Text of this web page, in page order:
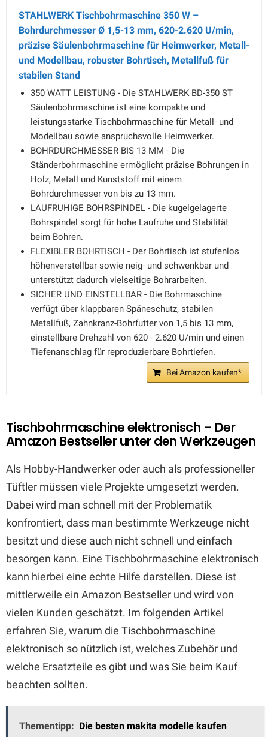
STAHLWERK Tischbohrmaschine 350 W –
Bohrdurchmesser Ø 1,5-13 mm, 620-2.620 U/min,
präzise Säulenbohrmaschine für Heimwerker, Metall-
und Modellbau, robuster Bohrtisch, Metallfuß für
stabilen Stand
350 WATT LEISTUNG - Die STAHLWERK BD-350 ST
Säulenbohrmaschine ist eine kompakte und
leistungsstarke Tischbohrmaschine für Metall- und
Modellbau sowie anspruchsvolle Heimwerker.
BOHRDURCHMESSER BIS 13 MM - Die
Ständerbohrmaschine ermöglicht präzise Bohrungen in
Holz, Metall und Kunststoff mit einem
Bohrdurchmesser von bis zu 13 mm.
LAUFRUHIGE BOHRSPINDEL - Die kugelgelagerte
Bohrspindel sorgt für hohe Laufruhe und Stabilität
beim Bohren.
FLEXIBLER BOHRTISCH - Der Bohrtisch ist stufenlos
höhenverstellbar sowie neig- und schwenkbar und
unterstützt dadurch vielseitige Bohrarbeiten.
SICHER UND EINSTELLBAR - Die Bohrmaschine
verfügt über klappbaren Späneschutz, stabilen
Metallfuß, Zahnkranz-Bohrfutter von 1,5 bis 13 mm,
einstellbare Drehzahl von 620 - 2.620 U/min und einen
Tiefenanschlag für reproduzierbare Bohrtiefen.
Bei Amazon kaufen*
Tischbohrmaschine elektronisch – Der
Amazon Bestseller unter den Werkzeugen
Als Hobby-Handwerker oder auch als professioneller
Tüftler müssen viele Projekte umgesetzt werden.
Dabei wird man schnell mit der Problematik
konfrontiert, dass man bestimmte Werkzeuge nicht
besitzt und diese auch nicht schnell und einfach
besorgen kann. Eine Tischbohrmaschine elektronisch
kann hierbei eine echte Hilfe darstellen. Diese ist
mittlerweile ein Amazon Bestseller und wird von
vielen Kunden geschätzt. Im folgenden Artikel
erfahren Sie, warum die Tischbohrmaschine
elektronisch so nützlich ist, welches Zubehör und
welche Ersatzteile es gibt und was Sie beim Kauf
beachten sollten.
Thementipp: Die besten makita modelle kaufen